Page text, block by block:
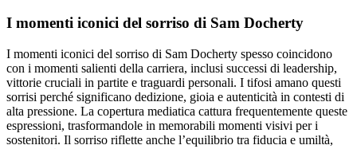
I momenti iconici del sorriso di Sam Docherty
I momenti iconici del sorriso di Sam Docherty spesso coincidono
con i momenti salienti della carriera, inclusi successi di leadership,
vittorie cruciali in partite e traguardi personali. I tifosi amano questi
sorrisi perché significano dedizione, gioia e autenticità in contesti di
alta pressione. La copertura mediatica cattura frequentemente queste
espressioni, trasformandole in memorabili momenti visivi per i
sostenitori. Il sorriso riflette anche l’equilibrio tra fiducia e umiltà,